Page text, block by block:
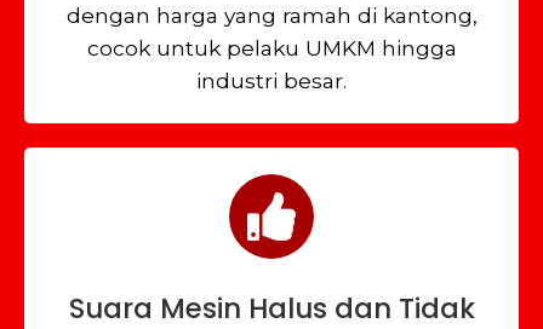
dengan harga yang ramah di kantong,
cocok untuk pelaku UMKM hingga
industri besar.
Suara Mesin Halus dan Tidak